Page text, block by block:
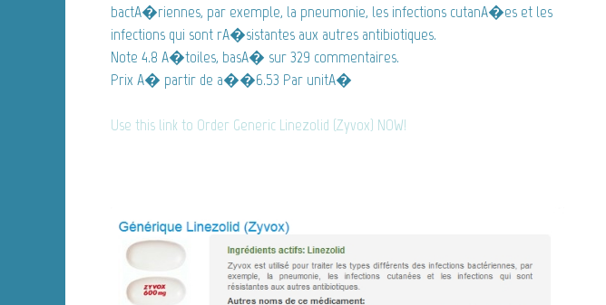
bactA�riennes, par exemple, la pneumonie, les infections cutanA�es et les
infections qui sont rA�sistantes aux autres antibiotiques.
Note 4.8 A�toiles, basA� sur329 commentaires.
Prix A� partir de a��6.53 Par unitA�
Use this link to Order Generic Linezolid (Zyvox) NOW!